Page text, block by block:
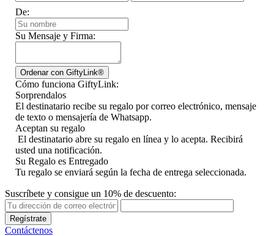
De:
Su Mensaje y Firma:
Cómo funciona GiftyLink:
Sorprendalos
El destinatario recibe su regalo por correo electrónico, mensaje
de texto o mensajería de Whatsapp.
Aceptan su regalo
El destinatario abre su regalo en línea y lo acepta. Recibirá
usted una notificación.
Su Regalo es Entregado
Tu regalo se enviará según la fecha de entrega seleccionada.
Suscríbete y consigue un 10% de descuento:
Regístrate
Contáctenos